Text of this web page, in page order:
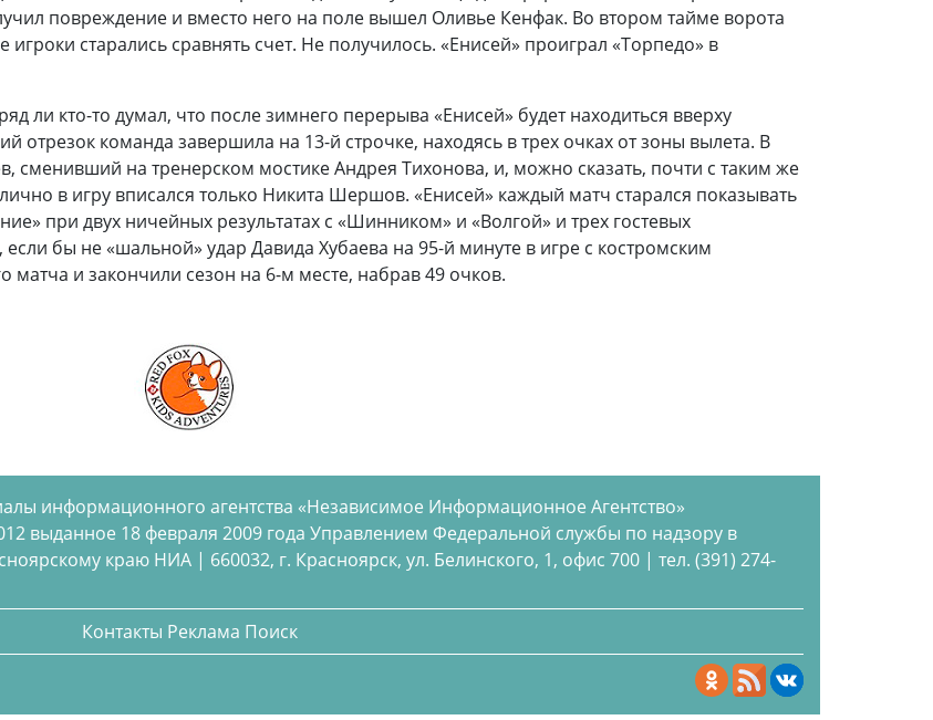
повреждение и вместо него на поле вышел Оливье Кенфак. Во втором тайме ворота
старались сравнять счет. Не получилось. «Енисей» проиграл «Торпедо» в
ли кто-то думал, что после зимнего перерыва «Енисей» будет находиться вверху
команда завершила на 13-й строчке, находясь в трех очках от зоны вылета. В
сменивший на тренерском мостике Андрея Тихонова, и, можно сказать, почти с таким же
в игру вписался только Никита Шершов. «Енисей» каждый матч старался показывать
при двух ничейных результатах с «Шинником» и «Волгой» и трех гостевых
бы не «шальной» удар Давида Хубаева на 95-й минуте в игре с костромским
и закончили сезон на 6-м месте, набрав 49 очков.
информационного агентства «Независимое Информационное Агентство»
выданное 18 февраля 2009 года Управлением Федеральной службы по надзору в
краю НИА | 660032, г. Красноярск, ул. Белинского, 1, офис 700 | тел. (391) 274-
Контакты Реклама Поиск